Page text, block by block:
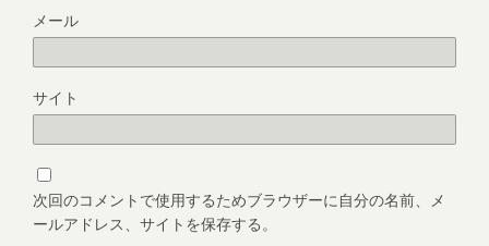
メール
サイト
次回のコメントで使用するためブラウザーに自分の名前、メ
ールアドレス、サイトを保存する。